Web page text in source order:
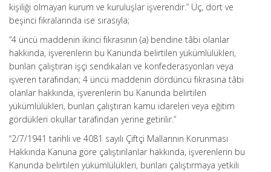
kişiliği olmayan kurum ve kuruluşlar işverendir.” Üç, dört ve
beşinci fıkralarında ise sırasıyla;
“4 üncü maddenin ikinci fıkrasının (a) bendine tâbi olanlar
hakkında, işverenlerin bu Kanunda belirtilen yükümlülükleri,
bunları çalıştıran işçi sendikaları ve konfederasyonları veya
işveren tarafından; 4 üncü maddenin dördüncü fıkrasına tâbi
olanlar hakkında, işverenlerin bu Kanunda belirtilen
yükümlülükleri, bunları çalıştıran kamu idareleri veya eğitim
gördükleri okullar tarafından yerine getirilir.”
“2/7/1941 tarihli ve 4081 sayılı Çiftçi Mallarının Korunması
Hakkında Kanuna göre çalıştırılanlar hakkında, işverenlerin bu
Kanunda belirtilen yükümlülükleri, bunları çalıştırmaya yetkili